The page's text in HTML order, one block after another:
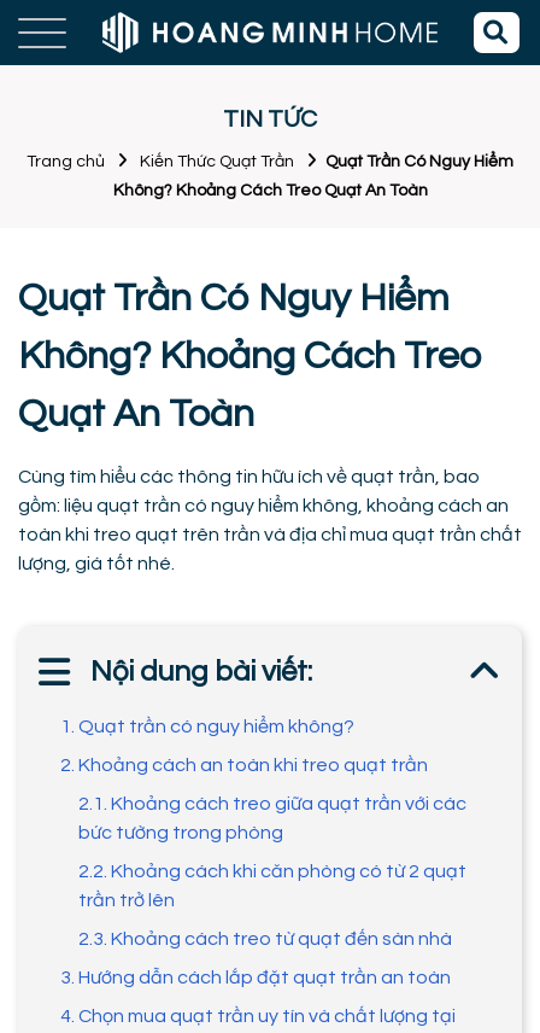
TIN TỨC
Trang chủ Kiến Thức Quạt Trần
Quạt Trần Có Nguy Hiểm
Không? Khoảng Cách Treo Quạt An Toàn
Quạt Trần Có Nguy Hiểm
Không? Khoảng Cách Treo
Quạt An Toàn
Cùng tìm hiểu các thông tin hữu ích về quạt trần, bao
gồm: liệu quạt trần có nguy hiểm không, khoảng cách an
toàn khi treo quạt trên trần và địa chỉ mua quạt trần chất
lượng, giá tốt nhé.
Nội dung bài viết:
1. Quạt trần có nguy hiểm không?
2. Khoảng cách an toàn khi treo quạt trần
2.1. Khoảng cách treo giữa quạt trần với các
bức tường trong phòng
2.2. Khoảng cách khi căn phòng có từ 2 quạt
trần trở lên
2.3. Khoảng cách treo từ quạt đến sàn nhà
3. Hướng dẫn cách lắp đặt quạt trần an toàn
4. Chọn mua quạt trần uy tín và chất lượng tại